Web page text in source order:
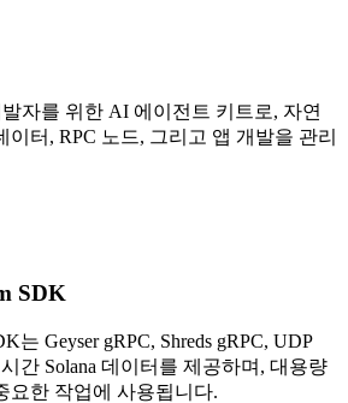
발자를 위한 AI 에이전트 키트로, 자연
이터, RPC 노드, 그리고 앱 개발을 관리
SDK
는 Geyser gRPC, Shreds gRPC, UDP
간 Solana 데이터를 제공하며, 대용량
요한 작업에 사용됩니다.